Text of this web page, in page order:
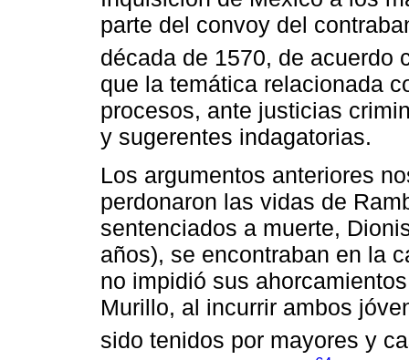
parte del convoy del
década de 1570, de acuerdo
que la temática relacionada
procesos, ante justicias
y sugerentes indagatorias.
Los argumentos anteriores
perdonaron las vidas de
sentenciados a muerte,
años), se encontraban en la
no impidió sus
Murillo, al incurrir ambos
sido tenidos por mayores y